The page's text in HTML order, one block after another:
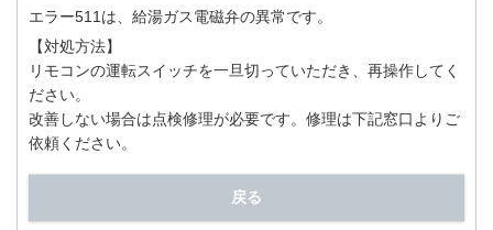
エラー511は、給湯ガス電磁弁の異常です。
【対処方法】
リモコンの運転スイッチを一旦切っていただき、再操作してく
ださい。
改善しない場合は点検修理が必要です。修理は下記窓口よりご
依頼ください。
戻る